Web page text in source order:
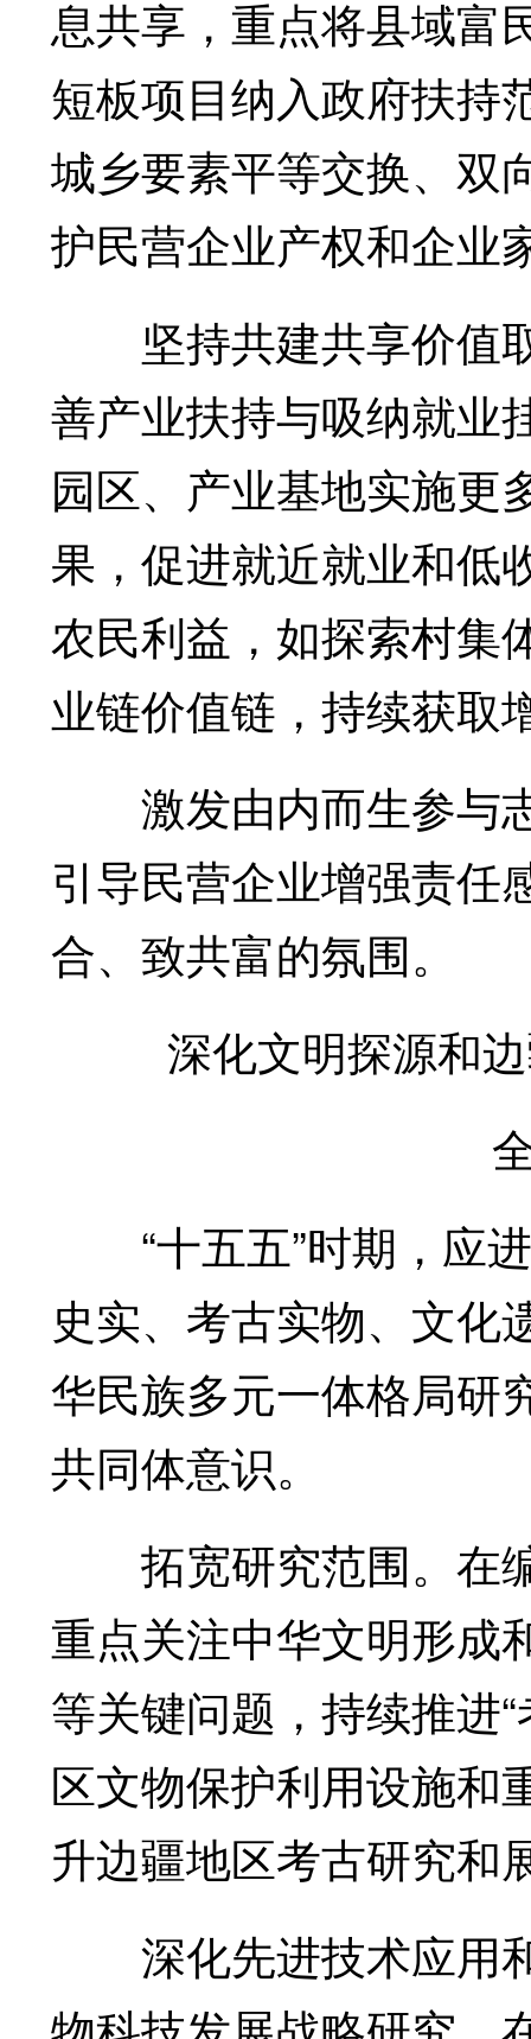
息共享，重点将县域富
短板项目纳入政府扶持
城乡要素平等交换、双
护民营企业产权和企业
坚持共建共享价值
善产业扶持与吸纳就业
园区、产业基地实施更
果，促进就近就业和低
农民利益，如探索村集
业链价值链，持续获取
激发由内而生参与
引导民营企业增强责任
合、致共富的氛围。
深化文明探源和边
全
“十五五”时期，应进
史实、考古实物、文化
华民族多元一体格局研
共同体意识。
拓宽研究范围。在编
重点关注中华文明形成
等关键问题，持续推进
区文物保护利用设施和
升边疆地区考古研究和
深化先进技术应用和